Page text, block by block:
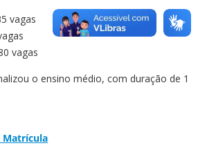
vagas
vagas
o ensino médio, com duração de 1
Matrícula